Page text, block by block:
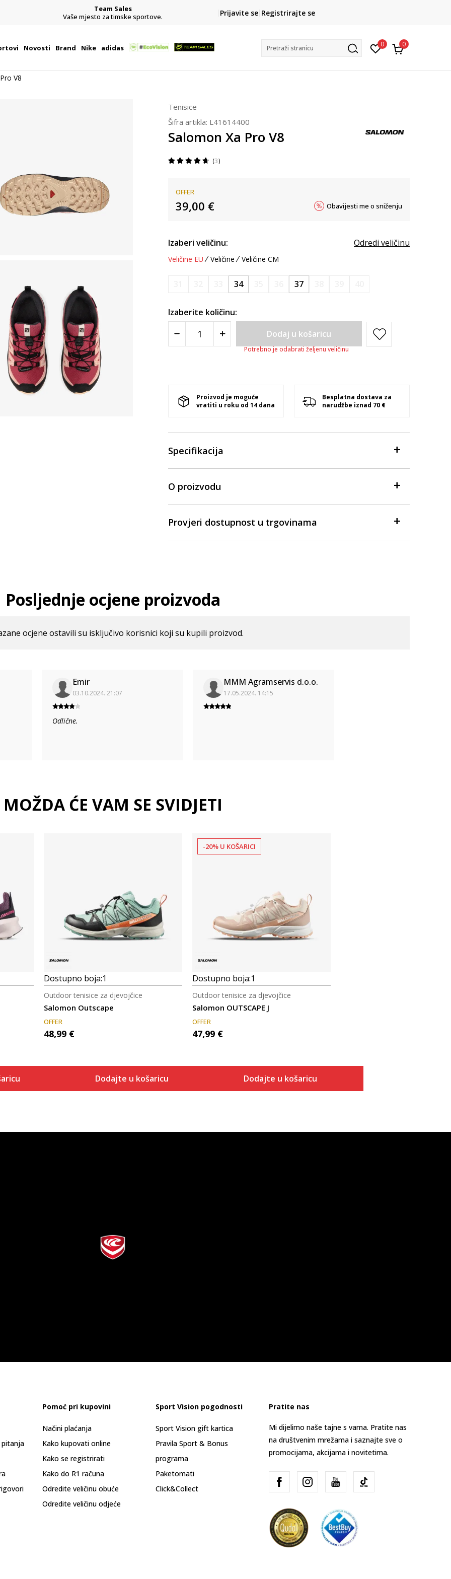
Team Sales
Vaše mjesto za timske sportove.
CLICK& COLLECT
besplatno preuzimanje u trgovini
Prijavite se Registrirajte se
Novosti Brand Nike adidas Pretraži stranicu 0 0
V8
Tenisice
Šifra artikla: L41614400
Salomon Xa Pro V8
3
OFFER
39,00 € Obavijesti me o sniženju
Izaberi veličinu: Odredi veličinu
Veličine EU Veličine Veličine CM
34 37
Izaberite količinu:
Dodaj u košaricu
Potrebno je odabrati željenu veličinu
Proizvod je moguće
vratiti u roku od 14 dana
Besplatna dostava za
narudžbe iznad 70 €
Specifikacija
O proizvodu
Provjeri dostupnost u trgovinama
Posljednje ocjene proizvoda
ocjene ostavili su isključivo korisnici koji su kupili proizvod.
Emir
03.10.2024. 21:07
Odlične.
MMM Agramservis d.o.o.
17.05.2024. 14:15
MOŽDA ĆE VAM SE SVIDJETI
Dostupno boja:1
Salomon Outscape
Outdoor tenisice za djevojčice
OFFER
48,99 €
Dodajte u košaricu
-20% U KOŠARICI
Dostupno boja:1
Salomon OUTSCAPE J
Outdoor tenisice za djevojčice
OFFER
47,99 €
Dodajte u košaricu
pitanja
Pomoć pri kupovini
Načini plaćanja
Kako kupovati online
Kako se registrirati
Kako do R1 računa
Odredite veličinu obuće
Odredite veličinu odjeće
Sport Vision pogodnosti
Sport Vision gift kartica
Pravila Sport & Bonus
programa
Paketomati
Click&Collect
Pratite nas
Mi dijelimo naše tajne s vama. Pratite nas
na društvenim mrežama i saznajte sve o
promocijama, akcijama i novitetima.